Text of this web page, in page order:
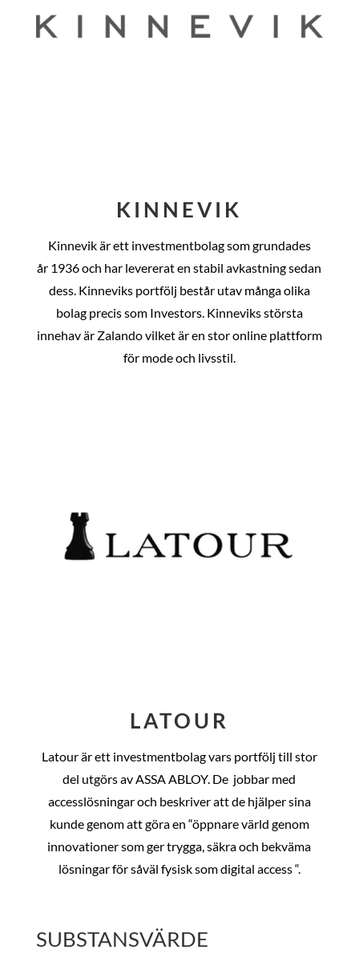
KINNEVIK
Kinnevik är ett investmentbolag som grundades
år 1936 och har levererat en stabil avkastning sedan
dess. Kinneviks portfölj består utav många olika
bolag precis som Investors. Kinneviks största
innehav är Zalando vilket är en stor online plattform
för mode och livsstil.
LATOUR
Latour är ett investmentbolag vars portfölj till stor
del utgörs av ASSA ABLOY. De jobbar med
accesslösningar och beskriver att de hjälper sina
kunde genom att göra en “öppnare värld genom
innovationer som ger trygga, säkra och bekväma
lösningar för såväl fysisk som digital access “.
SUBSTANSVÄRDE